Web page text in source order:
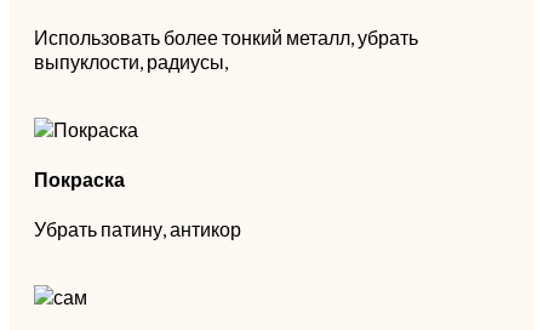
Использовать более тонкий металл, убрать
выпуклости, радиусы,
Покраска
Убрать патину, антикор